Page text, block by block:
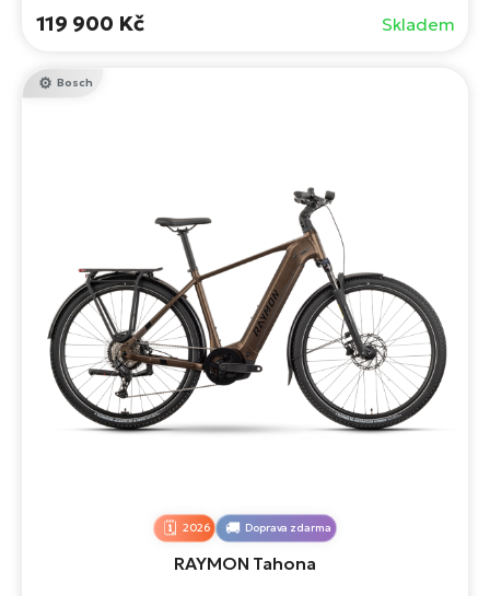
119 900 Kč Skladem
Doprava zdarma
Bosch
2026
RAYMON Tahona